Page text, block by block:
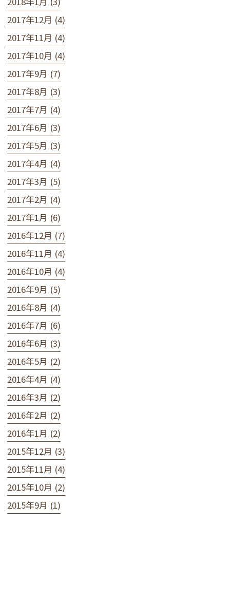
2017年12月 (4)
2017年11月 (4)
2017年10月 (4)
2017年9月 (7)
2017年8月 (3)
2017年7月 (4)
2017年6月 (3)
2017年5月 (3)
2017年4月 (4)
2017年3月 (5)
2017年2月 (4)
2017年1月 (6)
2016年12月 (7)
2016年11月 (4)
2016年10月 (4)
2016年9月 (5)
2016年8月 (4)
2016年7月 (6)
2016年6月 (3)
2016年5月 (2)
2016年4月 (4)
2016年3月 (2)
2016年2月 (2)
2016年1月 (2)
2015年12月 (3)
2015年11月 (4)
2015年10月 (2)
2015年9月 (1)